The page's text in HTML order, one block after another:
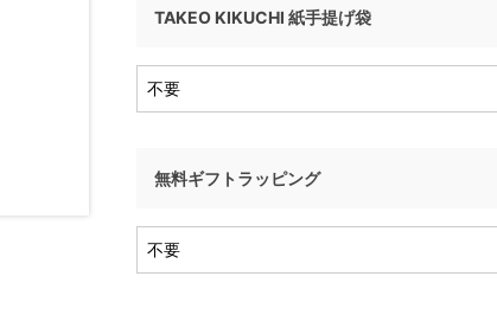
TAKEO KIKUCHI 紙手提げ袋
無料ギフトラッピング